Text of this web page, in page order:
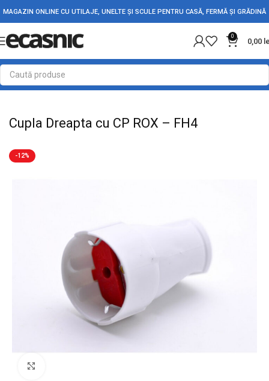
MAGAZIN ONLINE CU UTILAJE, UNELTE ȘI SCULE PENTRU CASĂ, FERMĂ ȘI GRĂDINĂ
0
0,00
Prima pagină Conectica Dulii - Stechere - Cuple
Cupla Dreapta cu CP ROX – FH4
-12%